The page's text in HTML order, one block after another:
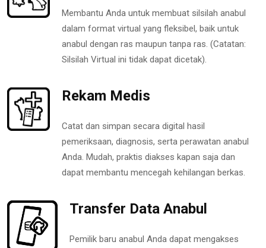
Membantu Anda untuk membuat silsilah anabul
dalam format virtual yang fleksibel, baik untuk
anabul dengan ras maupun tanpa ras. (Catatan:
Silsilah Virtual ini tidak dapat dicetak).
Rekam Medis
Catat dan simpan secara digital hasil
pemeriksaan, diagnosis, serta perawatan anabul
Anda. Mudah, praktis diakses kapan saja dan
dapat membantu mencegah kehilangan berkas.
Transfer Data Anabul
Pemilik baru anabul Anda dapat mengakses